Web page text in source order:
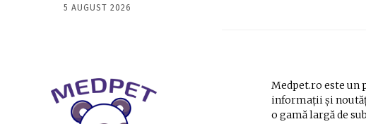
5 AUGUST 2026
Medpet.ro este un
informații și
o gamă largă de